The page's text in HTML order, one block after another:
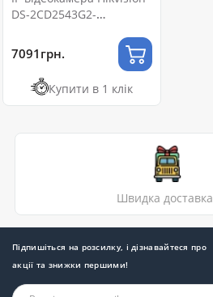
DS-2CD2543G2-
7091грн.
Купити в 1 клік
Швидка доставка
Підпишіться на розсилку, і дізнавайтеся про
акції та знижки першими!